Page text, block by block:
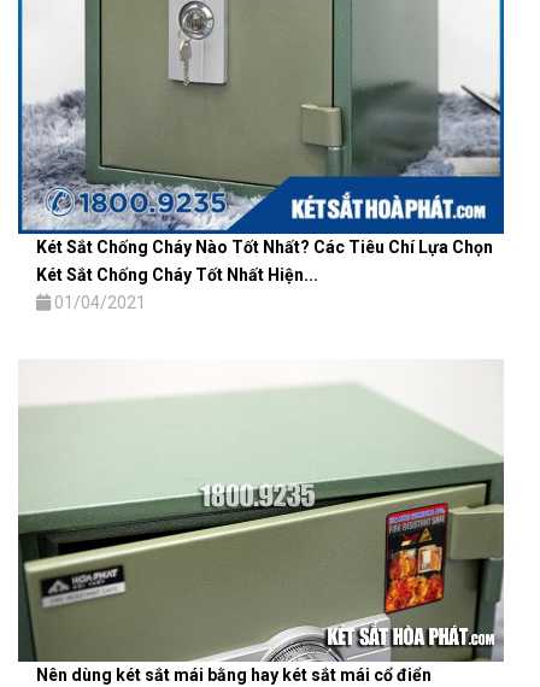
Két Sắt Chống Cháy Nào Tốt Nhất? Các Tiêu Chí Lựa Chọn
Két Sắt Chống Cháy Tốt Nhất Hiện...
01/04/2021
Nên dùng két sắt mái bằng hay két sắt mái cổ điển